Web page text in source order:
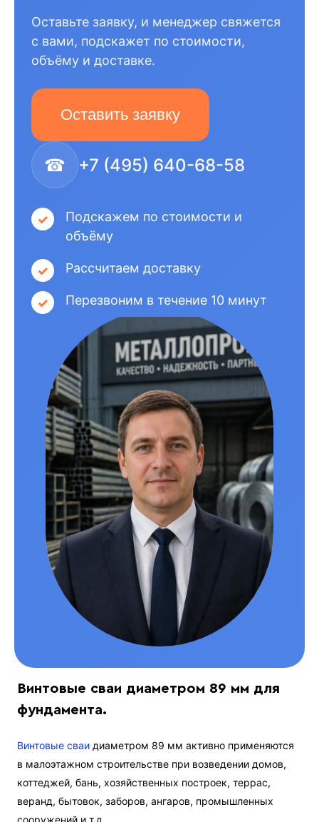
Оставьте заявку, и менеджер свяжется
с вами, подскажет по стоимости,
объёму и доставке.
Оставить заявку
☎ +7 (495) 640-68-58
Подскажем по стоимости и
объёму
Рассчитаем доставку
Перезвоним в течение 10 минут
Винтовые сваи диаметром 89 мм для
фундамента.
Винтовые сваи диаметром 89 мм активно применяются
в малоэтажном строительстве при возведении домов,
коттеджей, бань, хозяйственных построек, террас,
веранд, бытовок, заборов, ангаров, промышленных
сооружений и т.д.